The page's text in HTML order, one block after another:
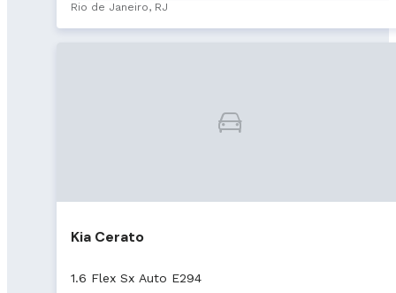
Rio de Janeiro, RJ
Kia Cerato
1.6 Flex Sx Auto E294